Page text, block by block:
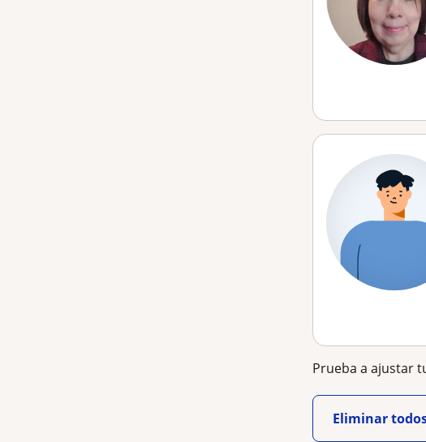
Prueba a ajustar
Eliminar